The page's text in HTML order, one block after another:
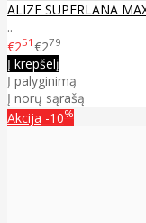
ALIZE SUPERLANA
..
€251 €279
Į krepšelį
Į palyginimą
Į norų sąrašą
Akcija -10%